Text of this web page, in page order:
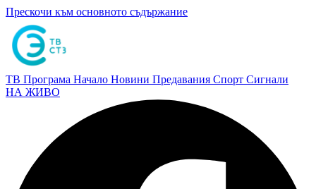
Прескочи към основното съдържание
ТВ Програма Начало Новини Предавания Спорт Сигнали
НА ЖИВО